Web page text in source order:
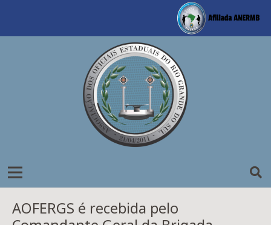
AOFERGS é recebida pelo